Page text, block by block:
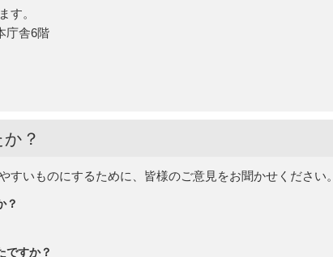
す。
庁舎6階
？
すいものにするために、皆様のご意見をお聞かせください。
？
ですか？